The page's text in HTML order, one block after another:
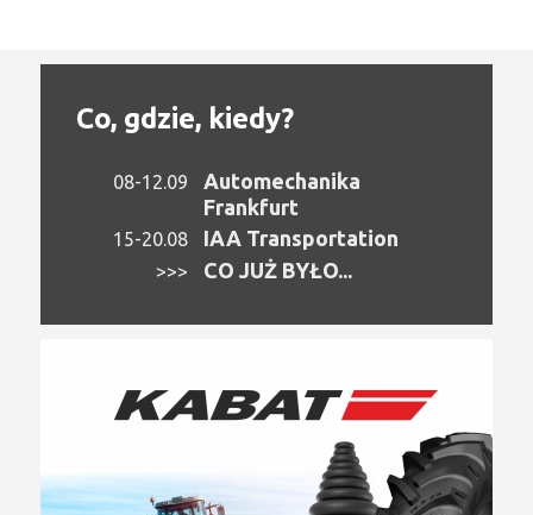
Co, gdzie, kiedy?
08-12.09
Automechanika
Frankfurt
15-20.08 IAA Transportation
>>> CO JUŻ BYŁO...